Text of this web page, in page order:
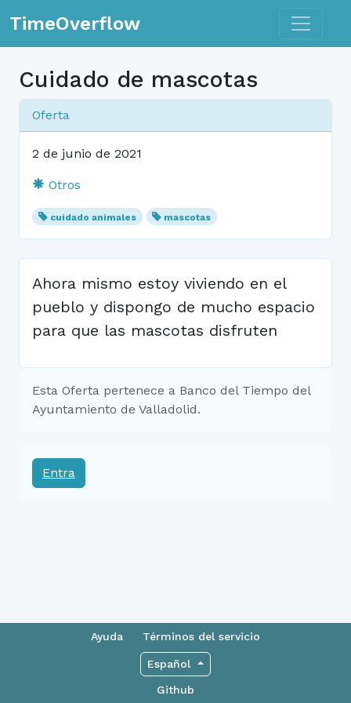
TimeOverflow Toggle
Cuidado de mascotas
Oferta
2 de junio de 2021
Otros
cuidado animales mascotas
Ahora mismo estoy viviendo en el
pueblo y dispongo de mucho espacio
para que las mascotas disfruten
Esta Oferta pertenece a Banco del Tiempo del
Ayuntamiento de Valladolid.
Entra
Ayuda Términos del servicio
Español
Github